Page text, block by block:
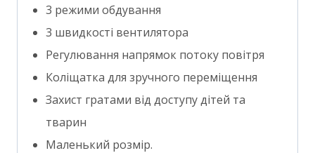
3 режими обдування
3 швидкості вентилятора
Регулювання напрямок потоку повітря
Коліщатка для зручного переміщення
Захист гратами від доступу дітей та
тварин
Маленький розмір.